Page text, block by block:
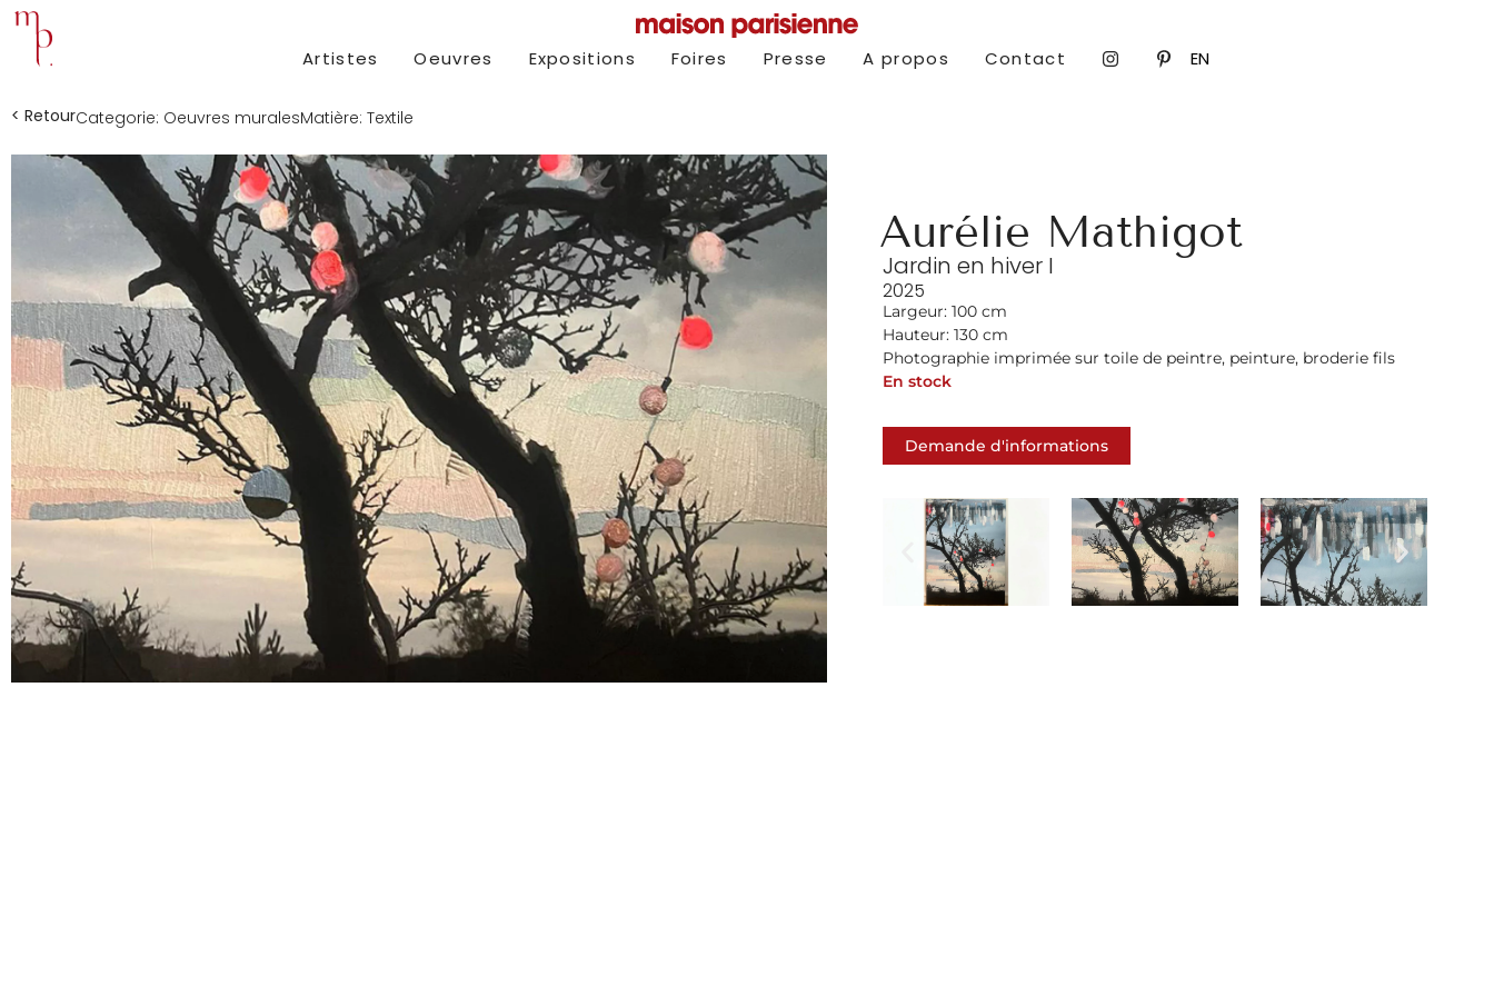
Artistes Oeuvres Expositions Foires Presse A propos Contact EN
< RetourCategorie: Oeuvres muralesMatière: Textile
Aurélie Mathigot
Jardin en hiver I
2025
Largeur: 100 cm
Hauteur: 130 cm
Photographie imprimée sur toile de peintre, peinture, broderie fils
En stock
Demande d'informations